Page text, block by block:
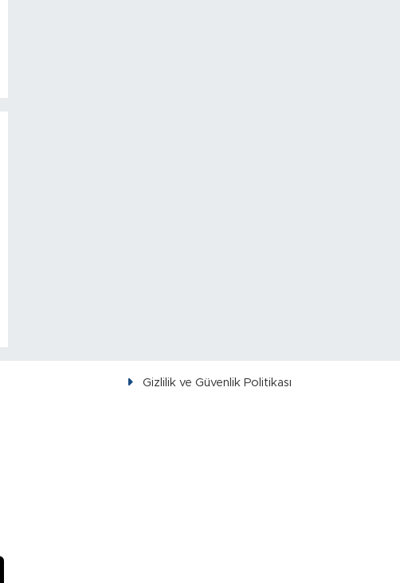
Gizlilik ve Güvenlik Politikası